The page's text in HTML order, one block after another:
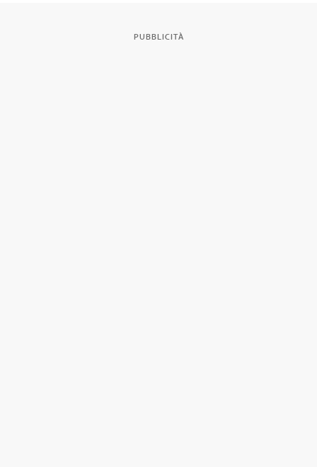
PUBBLICITÀ